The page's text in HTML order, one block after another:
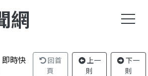
網
即時快
回首
頁
上一
則
下一
則